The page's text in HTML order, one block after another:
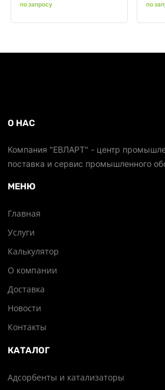
по запросу по
О НАС
Компания "ЕВЛАРТ" - центр
поставка и сервис промышленного
МЕНЮ
Главная
Услуги
Калькулятор
О компании
Доставка
Новости
Контакты
КАТАЛОГ
Адсорбенты и катализаторы